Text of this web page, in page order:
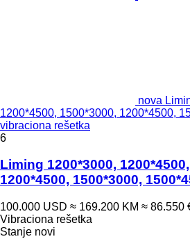
nova
1200*4500, 1500*3000, 1200*4500,
vibraciona rešetka
6
Liming 1200*3000,
1200*4500, 1500*3000,
100.000 USD ≈ 169.200 KM ≈ 86.550
Vibraciona rešetka
Stanje novi